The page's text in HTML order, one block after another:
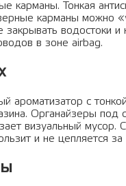
карманы. Тонкая
карманы можно
водостоки
в зоне airbag.
ароматизатор с
Органайзеры под
визуальный мусор.
и не цепляется за